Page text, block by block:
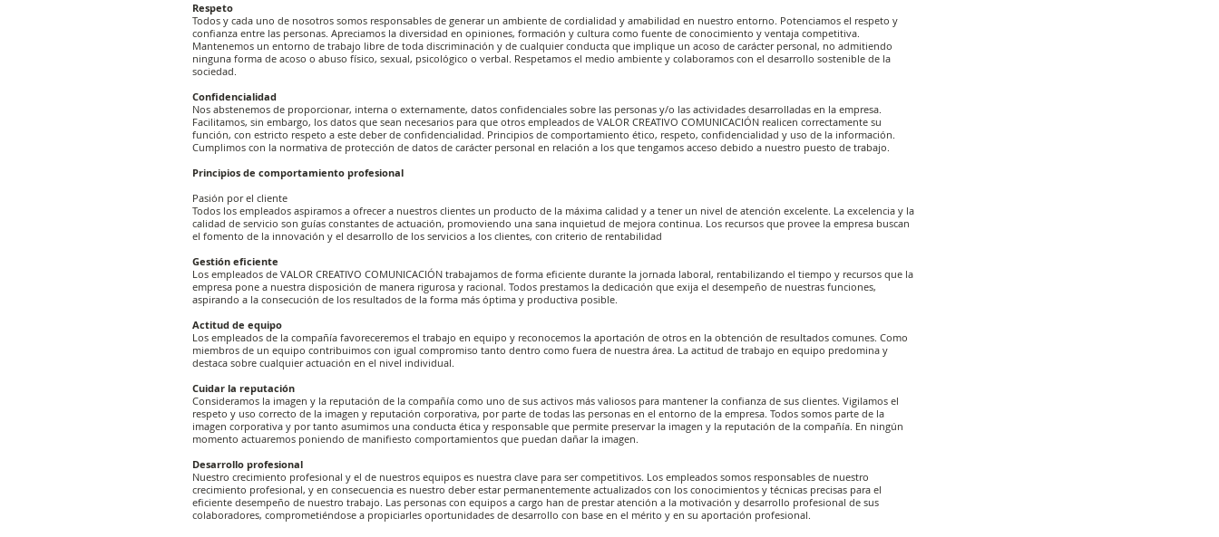
Respeto
Todos y cada uno de nosotros somos responsables de generar un ambiente de cordialidad y amabilidad en nuestro entorno. Potenciamos el respeto y
confianza entre las personas. Apreciamos la diversidad en opiniones, formación y cultura como fuente de conocimiento y ventaja competitiva.
Mantenemos un entorno de trabajo libre de toda discriminación y de cualquier conducta que implique un acoso de carácter personal, no admitiendo
ninguna forma de acoso o abuso físico, sexual, psicológico o verbal. Respetamos el medio ambiente y colaboramos con el desarrollo sostenible de la
sociedad.
Confidencialidad
Nos abstenemos de proporcionar, interna o externamente, datos confidenciales sobre las personas y/o las actividades desarrolladas en la empresa.
Facilitamos, sin embargo, los datos que sean necesarios para que otros empleados de VALOR CREATIVO COMUNICACIÓN realicen correctamente su
función, con estricto respeto a este deber de confidencialidad. Principios de comportamiento ético, respeto, confidencialidad y uso de la información.
Cumplimos con la normativa de protección de datos de carácter personal en relación a los que tengamos acceso debido a nuestro puesto de trabajo.
Principios de comportamiento profesional
Pasión por el cliente
Todos los empleados aspiramos a ofrecer a nuestros clientes un producto de la máxima calidad y a tener un nivel de atención excelente. La excelencia y la
calidad de servicio son guías constantes de actuación, promoviendo una sana inquietud de mejora continua. Los recursos que provee la empresa buscan
el fomento de la innovación y el desarrollo de los servicios a los clientes, con criterio de rentabilidad
Gestión eficiente
Los empleados de VALOR CREATIVO COMUNICACIÓN trabajamos de forma eficiente durante la jornada laboral, rentabilizando el tiempo y recursos que la
empresa pone a nuestra disposición de manera rigurosa y racional. Todos prestamos la dedicación que exija el desempeño de nuestras funciones,
aspirando a la consecución de los resultados de la forma más óptima y productiva posible.
Actitud de equipo
Los empleados de la compañía favoreceremos el trabajo en equipo y reconocemos la aportación de otros en la obtención de resultados comunes. Como
miembros de un equipo contribuimos con igual compromiso tanto dentro como fuera de nuestra área. La actitud de trabajo en equipo predomina y
destaca sobre cualquier actuación en el nivel individual.
Cuidar la reputación
Consideramos la imagen y la reputación de la compañía como uno de sus activos más valiosos para mantener la confianza de sus clientes. Vigilamos el
respeto y uso correcto de la imagen y reputación corporativa, por parte de todas las personas en el entorno de la empresa. Todos somos parte de la
imagen corporativa y por tanto asumimos una conducta ética y responsable que permite preservar la imagen y la reputación de la compañía. En ningún
momento actuaremos poniendo de manifiesto comportamientos que puedan dañar la imagen.
Desarrollo profesional
Nuestro crecimiento profesional y el de nuestros equipos es nuestra clave para ser competitivos. Los empleados somos responsables de nuestro
crecimiento profesional, y en consecuencia es nuestro deber estar permanentemente actualizados con los conocimientos y técnicas precisas para el
eficiente desempeño de nuestro trabajo. Las personas con equipos a cargo han de prestar atención a la motivación y desarrollo profesional de sus
colaboradores, comprometiéndose a propiciarles oportunidades de desarrollo con base en el mérito y en su aportación profesional.